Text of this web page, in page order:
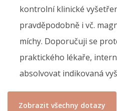
kontrolní klinické
pravděpodobně i vč.
míchy. Doporučuji se
praktického lékaře,
absolvovat indikovaná
Zobrazit všechny dotazy